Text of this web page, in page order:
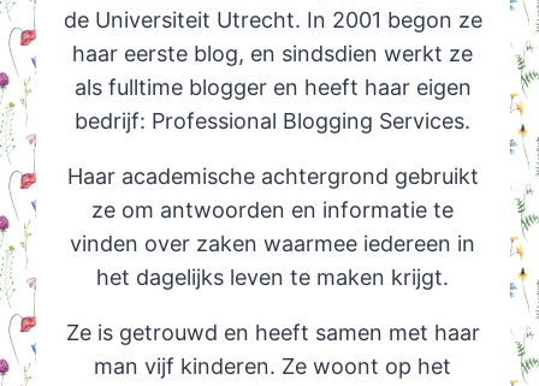
de Universiteit Utrecht. In 2001 begon ze
haar eerste blog, en sindsdien werkt ze
als fulltime blogger en heeft haar eigen
bedrijf: Professional Blogging Services.
Haar academische achtergrond gebruikt
ze om antwoorden en informatie te
vinden over zaken waarmee iedereen in
het dagelijks leven te maken krijgt.
Ze is getrouwd en heeft samen met haar
man vijf kinderen. Ze woont op het